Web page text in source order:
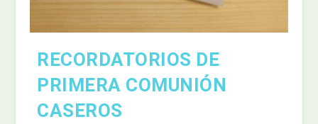
RECORDATORIOS DE
PRIMERA COMUNIÓN
CASEROS